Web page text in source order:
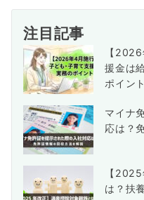
注目記事
【
援金は
ポイン
マイナ
応は？
【
は？扶